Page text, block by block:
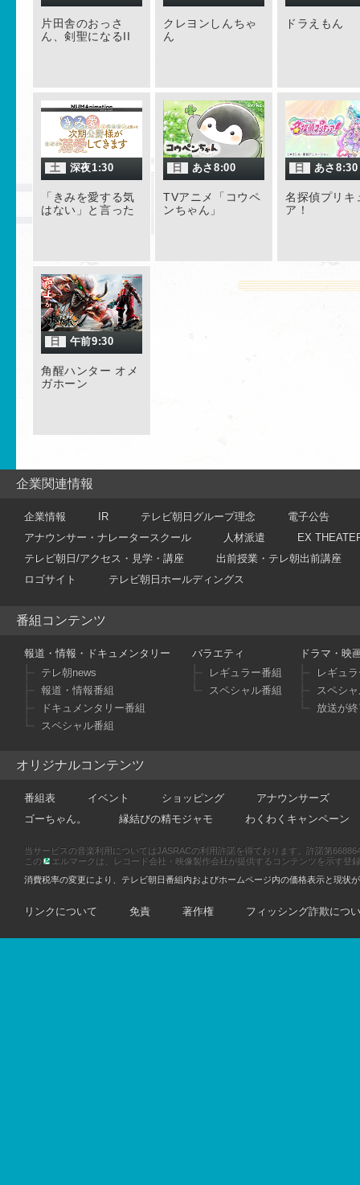
片田舎のおっさ
ん、剣聖になるII
クレヨンしんちゃ
ん
ドラえもん
土 深夜1:30
「きみを愛する気
はない」と言った
日 あさ8:00
TVアニメ「コウペ
ンちゃん」
日 あさ8:30
名探偵プリキ
ア！
日 午前9:30
角醒ハンター オメ
ガホーン
企業関連情報
企業情報 IR テレビ朝日グループ理念
電子公告
アナウンサー・ナレータースクール
人材派遣
EX
テレビ朝日/アクセス・見学・講座
出前授業・テレ朝出前講座
ロゴサイト
テレビ朝日ホールディングス
番組コンテンツ
報道・情報・ドキュメンタリー
テレ朝news
報道・情報番組
ドキュメンタリー番組
スペシャル番組
バラエティ
レギュラー番組
スペシャル番組
ドラマ・映
レギュ
スペシ
放送が
オリジナルコンテンツ
番組表 イベント ショッピング
アナウンサーズ
ゴーちゃん。
縁結びの精モジャモ わくわくキャンペーン
当サービスの音楽利用についてはJASRACの利用許諾を得ております。許諾第
この
エルマークは、レコード会社・映像製作会社が提供するコンテンツを示す登
消費税率の変更により、テレビ朝日番組内およびホームページ内の価格表示と現状
リンクについて 免責 著作権 フィッシング詐欺につ